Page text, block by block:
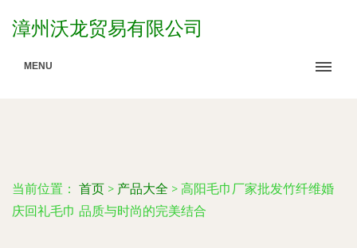
漳州沃龙贸易有限公司
MENU
当前位置： 首页 > 产品大全 > 高阳毛巾厂家批发竹纤维婚
庆回礼毛巾 品质与时尚的完美结合